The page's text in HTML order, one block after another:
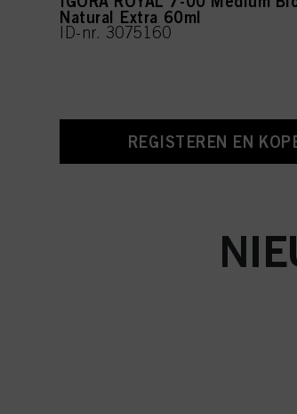
Natural Extra 60ml
ID-nr. 3075160
REGISTEREN EN